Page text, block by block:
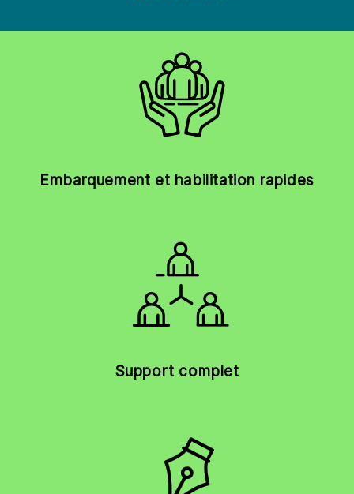
Embarquement et habilitation rapides
Support complet